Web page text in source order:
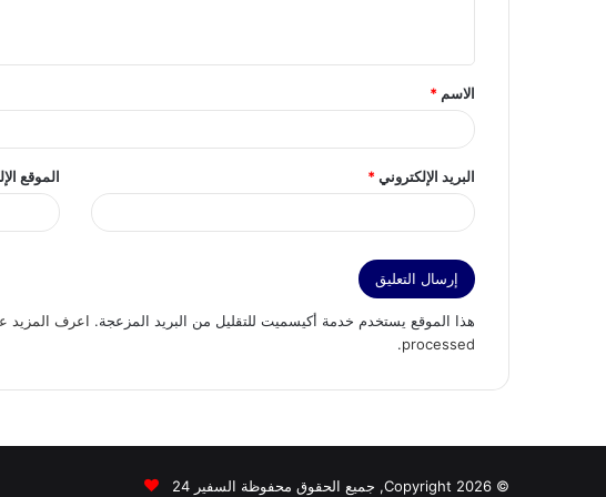
ق
*
الاسم *
البريد الإلكتروني* الموقع
هذا الموقع يستخدم خدمة أكيسميت للتقليل من البريد المزعجة. اعرف المزيد
processed
.
© Copyright 2026, جميع الحقوق محفوظة السفير 24